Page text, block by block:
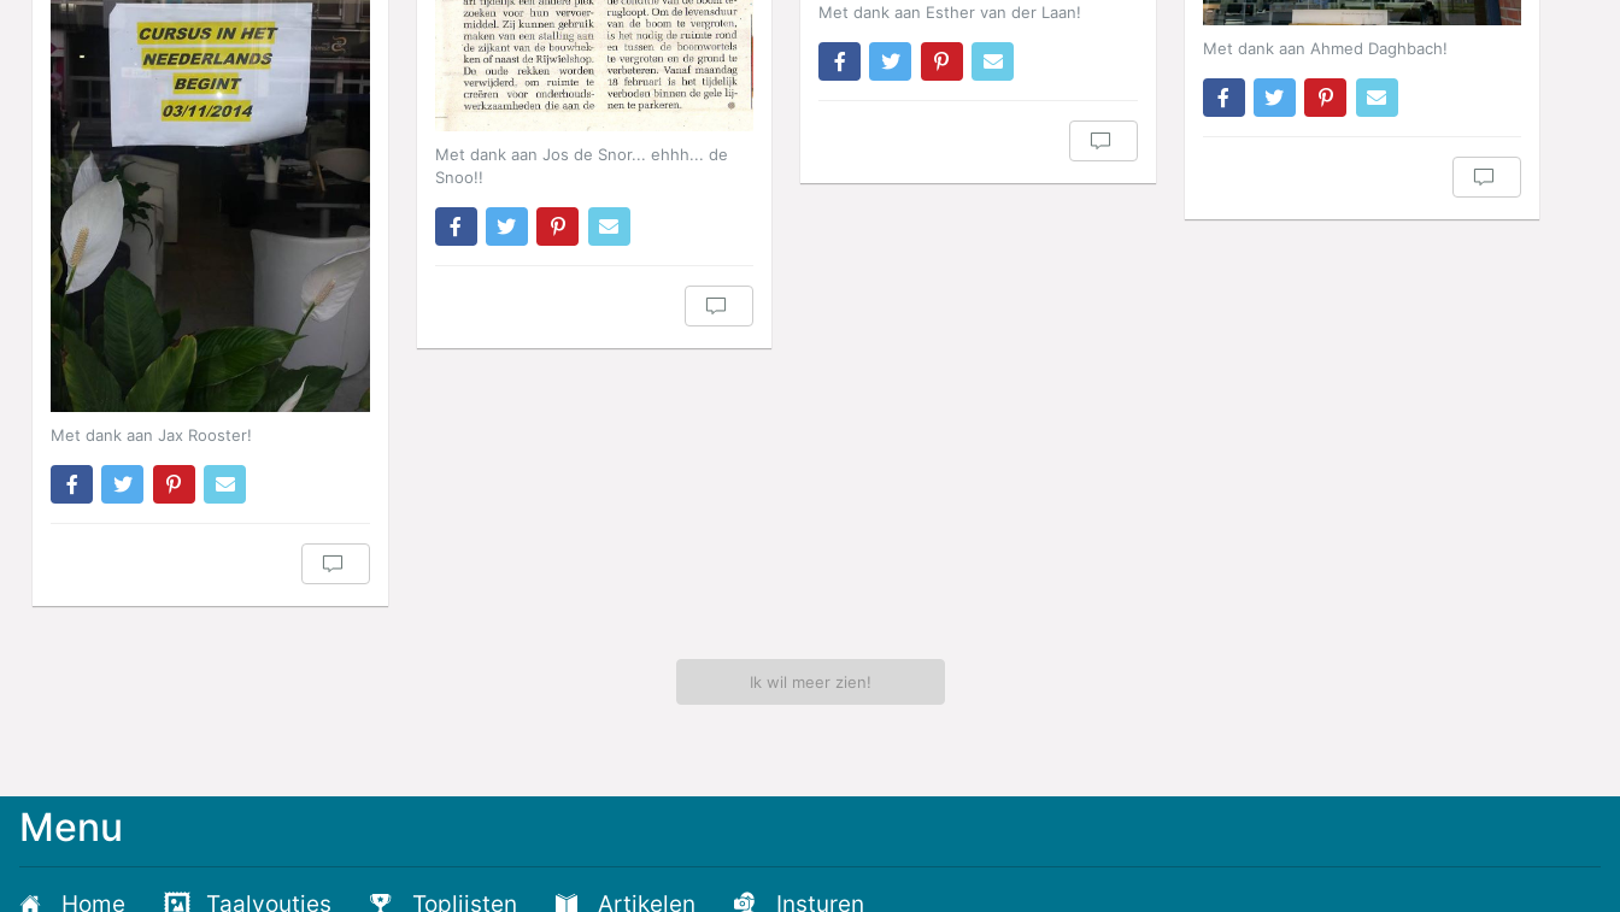
Met dank aan Jax Rooster!
Met dank aan Jos de Snor... ehhh... de
Snoo!!
Met dank aan Esther van der Laan!
Met dank aan Ahmed Daghbach!
Ik wil meer zien!
Meld
Menu
Home Taalvoutjes Toplijsten Artikelen Insturen